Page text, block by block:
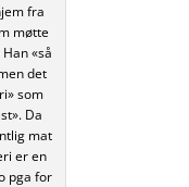
fra
møtte
«så
det
som
Da
mat
er en
pga for